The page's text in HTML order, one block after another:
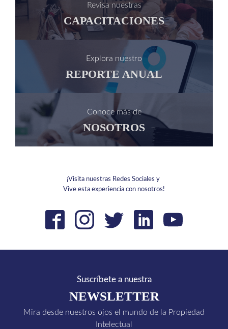
Revisa nuestras
CAPACITACIONES
Explora nuestro
REPORTE ANUAL
Conoce más de
NOSOTROS
¡Visita nuestras Redes Sociales y
Vive esta experiencia con nosotros!
Suscríbete a nuestra
NEWSLETTER
Mira desde nuestros ojos el mundo de la Propiedad
Intelectual